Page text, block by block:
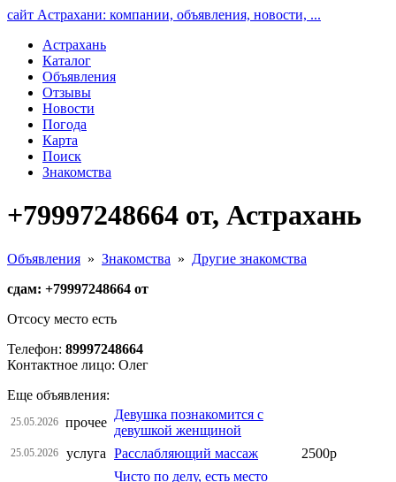
сайт Астрахани: компании, объявления, новости, ...
Астрахань
Каталог
Объявления
Отзывы
Новости
Погода
Карта
Поиск
Знакомства
+79997248664 от, Астрахань
Объявления » Знакомства » Другие знакомства
сдам: +79997248664 от
Отсосу место есть
Телефон: 89997248664
Контактное лицо: Олег
Еще объявления:
25.05.2026 прочее
Девушка познакомится с
девушкой женщиной
25.05.2026 услуга Расслабляющий массаж 2500р
Чисто по делу, есть место